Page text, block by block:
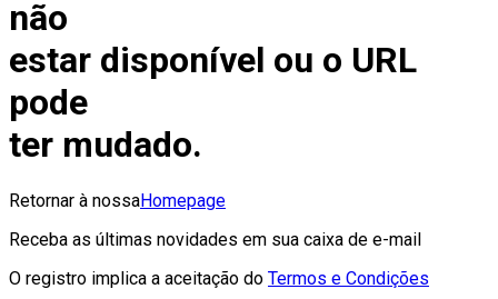
não
estar disponível ou o URL
pode
ter mudado.
Retornar à nossaHomepage
Receba as últimas novidades em sua caixa de e-mail
O registro implica a aceitação do Termos e Condições